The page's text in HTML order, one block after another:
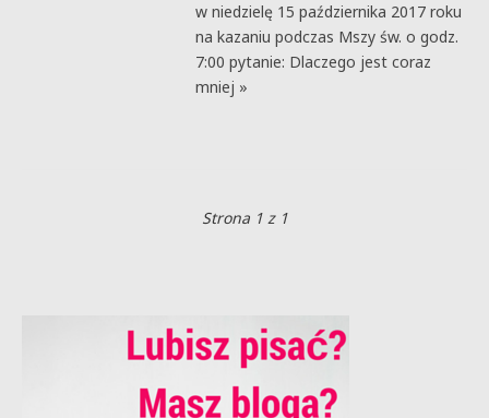
w niedzielę 15 października 2017 roku
na kazaniu podczas Mszy św. o godz.
7:00 pytanie: Dlaczego jest coraz
mniej »
Strona 1 z 1